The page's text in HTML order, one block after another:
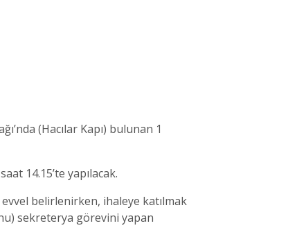
(Hacılar Kapı) bulunan 1
14.15’te yapılacak.
belirlenirken, ihaleye katılmak
sekreterya görevini yapan